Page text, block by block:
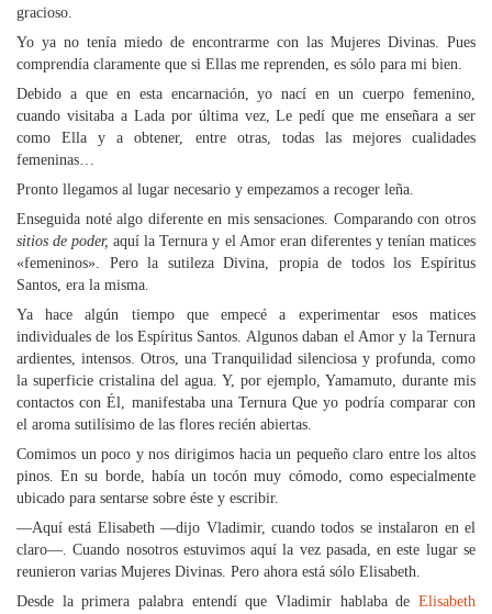
gracioso.
Yo ya no tenía miedo de encontrarme con las Mujeres Divinas. Pues
comprendía claramente que si Ellas me reprenden, es sólo para mi bien.
Debido a que en esta encarnación, yo nací en un cuerpo femenino,
cuando visitaba a Lada por última vez, Le pedí que me enseñara a ser
como Ella y a obtener, entre otras, todas las mejores cualidades
femeninas…
Pronto llegamos al lugar necesario y empezamos a recoger leña.
Enseguida noté algo diferente en mis sensaciones. Comparando con otros
sitios de poder, aquí la Ternura y el Amor eran diferentes y tenían matices
«femeninos». Pero la sutileza Divina, propia de todos los Espíritus
Santos, era la misma.
Ya hace algún tiempo que empecé a experimentar esos matices
individuales de los Espíritus Santos. Algunos daban el Amor y la Ternura
ardientes, intensos. Otros, una Tranquilidad silenciosa y profunda, como
la superficie cristalina del agua. Y, por ejemplo, Yamamuto, durante mis
contactos con Él, manifestaba una Ternura Que yo podría comparar con
el aroma sutilísimo de las flores recién abiertas.
Comimos un poco y nos dirigimos hacia un pequeño claro entre los altos
pinos. En su borde, había un tocón muy cómodo, como especialmente
ubicado para sentarse sobre éste y escribir.
—Aquí está Elisabeth —dijo Vladimir, cuando todos se instalaron en el
claro—. Cuando nosotros estuvimos aquí la vez pasada, en este lugar se
reunieron varias Mujeres Divinas. Pero ahora está sólo Elisabeth.
Desde la primera palabra entendí que Vladimir hablaba de Elisabeth